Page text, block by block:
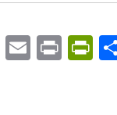
Li E Pr Pr